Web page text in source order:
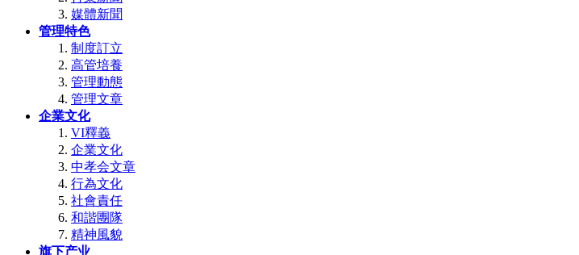
媒體新聞
管理特色
制度訂立
高管培養
管理動態
管理文章
企業文化
VI釋義
企業文化
中孝会文章
行為文化
社會責任
和諧團隊
精神風貌
旗下产业